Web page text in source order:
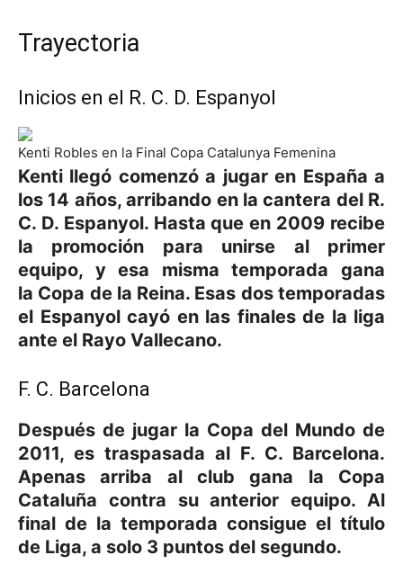
Trayectoria
Inicios en el R. C. D. Espanyol
Kenti Robles en la Final Copa Catalunya Femenina
Kenti llegó comenzó a jugar en España a
los 14 años, arribando en la cantera del R.
C. D. Espanyol. Hasta que en 2009 recibe
la promoción para unirse al primer
equipo, y esa misma temporada gana
la Copa de la Reina. Esas dos temporadas
el Espanyol cayó en las finales de la liga
ante el Rayo Vallecano.
F. C. Barcelona
Después de jugar la Copa del Mundo de
2011, es traspasada al F. C. Barcelona.
Apenas arriba al club gana la Copa
Cataluña contra su anterior equipo. Al
final de la temporada consigue el título
de Liga, a solo 3 puntos del segundo.